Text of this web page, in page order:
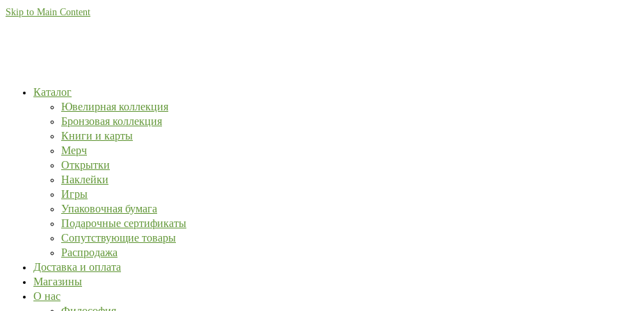
Skip to Main Content
Каталог
Ювелирная коллекция
Бронзовая коллекция
Книги и карты
Мерч
Открытки
Наклейки
Игры
Упаковочная бумага
Подарочные сертификаты
Сопутствующие товары
Распродажа
Доставка и оплата
Магазины
О нас